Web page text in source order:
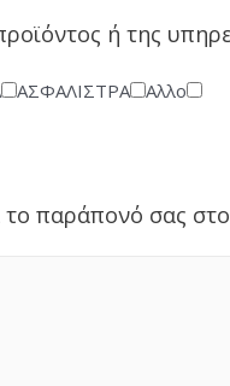
ή της
ΑΣΦΑΛΙΣΤΡΑ Αλλο
παράπονό σας